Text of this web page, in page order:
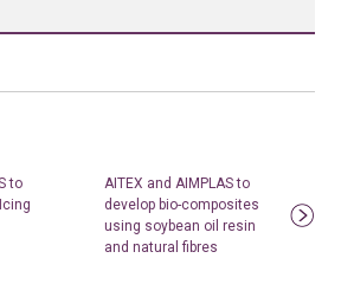
to
AITEX and AIMPLAS to
develop bio-composites
using soybean oil resin
and natural fibres